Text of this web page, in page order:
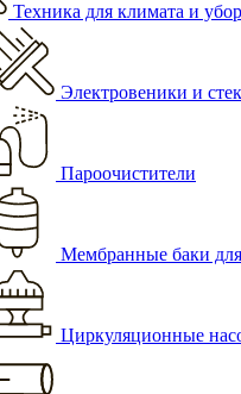
Техника для климата и
Электровеники и
Пароочистители
Мембранные баки
Циркуляционные